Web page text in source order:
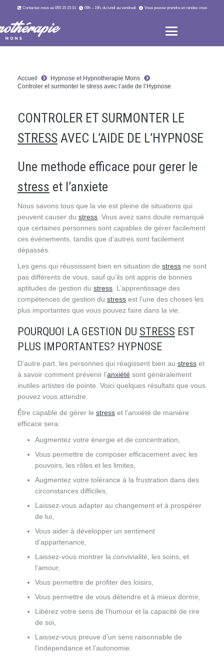
Contactez-nous au 065 15 15 01 08h – 19h, du lundi au vendredi Vous pouvez prendre un rendez-vous
Accueil
Hypnose et Hypnotherapie Mons
Controler et surmonter le stress avec l’aide de l’Hypnose
CONTROLER ET SURMONTER LE
STRESS AVEC L’AIDE DE L’HYPNOSE
Une methode efficace pour gerer le
stress et l’anxiete
Nous savons tous que la vie est pleine de situations qui
peuvent causer du stress . Vous avez sans doute remarqué
que certaines personnes sont capables de gérer facilement
ces événements, tandis que d’autres sont facilement
dépassés.
Les gens qui réussissent bien en situation de stress ne sont
pas différents de vous, sauf qu’ils ont appris de bonnes
aptitudes de gestion du stress . L’apprentissage des
compétences de gestion du stress est l’une des choses les
plus importantes que vous pouvez faire dans la vie.
POURQUOI LA GESTION DU STRESS EST
PLUS IMPORTANTES? HYPNOSE
D’autre part, les personnes qui réagissent bien au stress et
à savoir comment prévenir l’anxiété sont généralement
inutiles artistes de pointe. Voici quelques résultats que vous
pouvez vous attendre.
Être capable de gérer le stress et l’anxiété de manière
efficace sera:
Augmentez votre énergie et de concentration,
Vous permettre de composer efficacement avec les
pouvoirs, les rôles et les limites,
Augmentez votre tolérance à la frustration dans des
circonstances difficiles,
Laissez-vous adapter au changement et à prospérer
de lui,
Vous aider à développer un sentiment
d’appartenance,
Laissez-vous montrer la convivialité, les soins, et
l’amour,
Vous permettre de profiter des loisirs,
Vous permettre de vous détendre et à mieux dormir,
Libérez votre sens de l’humour et la capacité de rire
de soi,
Laissez-vous preuve d’un sens raisonnable de
l’indépendance et l’autonomie.